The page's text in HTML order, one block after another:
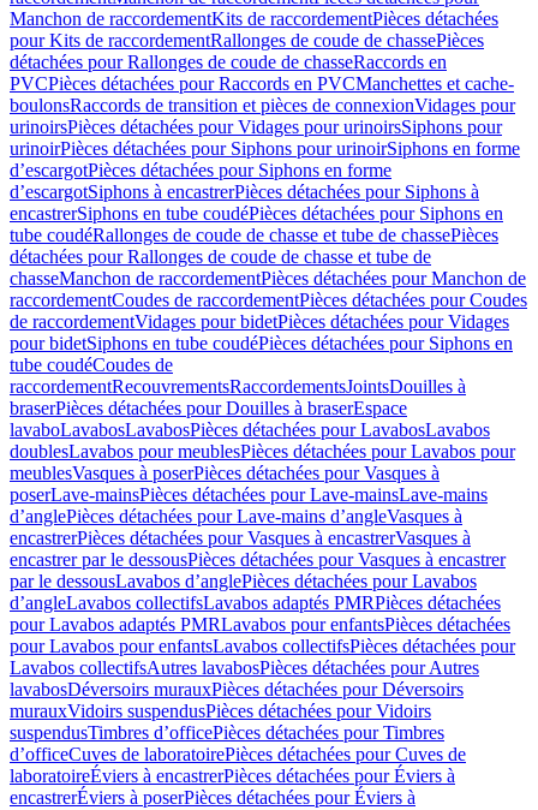
Manchon de raccordementKits de raccordementPièces détachées
pour Kits de raccordementRallonges de coude de chassePièces
détachées pour Rallonges de coude de chasseRaccords en
PVCPièces détachées pour Raccords en PVCManchettes et cache-
boulonsRaccords de transition et pièces de connexionVidages pour
urinoirsPièces détachées pour Vidages pour urinoirsSiphons pour
urinoirPièces détachées pour Siphons pour urinoirSiphons en forme
d’escargotPièces détachées pour Siphons en forme
d’escargotSiphons à encastrerPièces détachées pour Siphons à
encastrerSiphons en tube coudéPièces détachées pour Siphons en
tube coudéRallonges de coude de chasse et tube de chassePièces
détachées pour Rallonges de coude de chasse et tube de
chasseManchon de raccordementPièces détachées pour Manchon de
raccordementCoudes de raccordementPièces détachées pour Coudes
de raccordementVidages pour bidetPièces détachées pour Vidages
pour bidetSiphons en tube coudéPièces détachées pour Siphons en
tube coudéCoudes de
raccordementRecouvrementsRaccordementsJointsDouilles à
braserPièces détachées pour Douilles à braserEspace
lavaboLavabosLavabosPièces détachées pour LavabosLavabos
doublesLavabos pour meublesPièces détachées pour Lavabos pour
meublesVasques à poserPièces détachées pour Vasques à
poserLave-mainsPièces détachées pour Lave-mainsLave-mains
d’anglePièces détachées pour Lave-mains d’angleVasques à
encastrerPièces détachées pour Vasques à encastrerVasques à
encastrer par le dessousPièces détachées pour Vasques à encastrer
par le dessousLavabos d’anglePièces détachées pour Lavabos
d’angleLavabos collectifsLavabos adaptés PMRPièces détachées
pour Lavabos adaptés PMRLavabos pour enfantsPièces détachées
pour Lavabos pour enfantsLavabos collectifsPièces détachées pour
Lavabos collectifsAutres lavabosPièces détachées pour Autres
lavabosDéversoirs murauxPièces détachées pour Déversoirs
murauxVidoirs suspendusPièces détachées pour Vidoirs
suspendusTimbres dʼofficePièces détachées pour Timbres
dʼofficeCuves de laboratoirePièces détachées pour Cuves de
laboratoireÉviers à encastrerPièces détachées pour Éviers à
encastrerÉviers à poserPièces détachées pour Éviers à